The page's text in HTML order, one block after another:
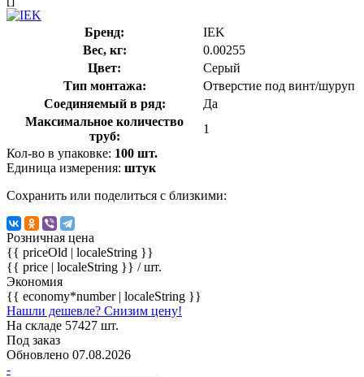
Бренд:
IEK
Вес, кг:
0.00255
Цвет:
Серый
Тип монтажа:
Отверстие под винт/шуруп
Соединяемый в ряд:
Да
Максимальное количество
труб:
1
Кол-во в упаковке: 100 шт.
Единица измерения: штук
Сохранить или поделиться с близкими:
Розничная цена
{{ priceOld | localeString }}
{{ price | localeString }} / шт.
Экономия
{{ economy*number | localeString }}
Нашли дешевле? Снизим цену!
На складе 57427 шт.
Под заказ
Обновлено 07.08.2026
-